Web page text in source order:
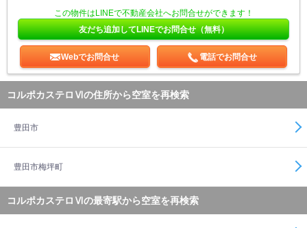
この物件はLINEで不動産会社へお問合せができます！
友だち追加してLINEでお問合せ（無料）
Webでお問合せ 電話でお問合せ
コルポカステロⅥの住所から空室を再検索
豊田市
豊田市梅坪町
コルポカステロⅥの最寄駅から空室を再検索